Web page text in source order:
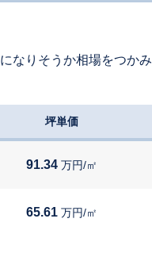
- -
-
なりそうか相場をつかみ
坪単価
91.34 万円/㎡
65.61 万円/㎡